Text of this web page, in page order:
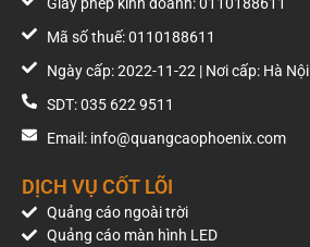
Mã số thuế: 0110188611
Ngày cấp: 2022-11-22 | Nơi cấp: Hà Nội
SDT: 035 622 9511
Email: info@quangcaophoenix.com
DỊCH VỤ CỐT LÕI
Quảng cáo ngoài trời
Quảng cáo màn hình LED